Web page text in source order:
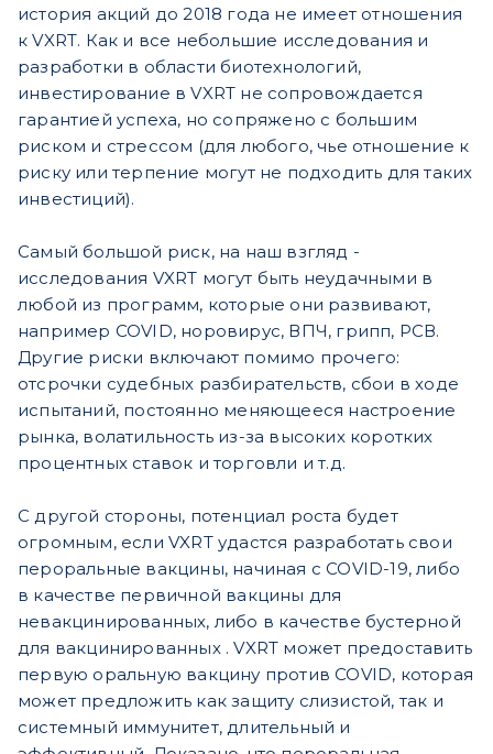
история акций до 2018 года не имеет отношения
к VXRT. Как и все небольшие исследования и
разработки в области биотехнологий,
инвестирование в VXRT не сопровождается
гарантией успеха, но сопряжено с большим
риском и стрессом (для любого, чье отношение к
риску или терпение могут не подходить для таких
инвестиций).
Самый большой риск, на наш взгляд -
исследования VXRT могут быть неудачными в
любой из программ, которые они развивают,
например COVID, норовирус, ВПЧ, грипп, РСВ.
Другие риски включают помимо прочего:
отсрочки судебных разбирательств, сбои в ходе
испытаний, постоянно меняющееся настроение
рынка, волатильность из-за высоких коротких
процентных ставок и торговли и т.д.
С другой стороны, потенциал роста будет
огромным, если VXRT удастся разработать свои
пероральные вакцины, начиная с COVID-19, либо
в качестве первичной вакцины для
невакцинированных, либо в качестве бустерной
для вакцинированных .VXRT может предоставить
первую оральную вакцину против COVID, которая
может предложить как защиту слизистой, так и
системный иммунитет, длительный и